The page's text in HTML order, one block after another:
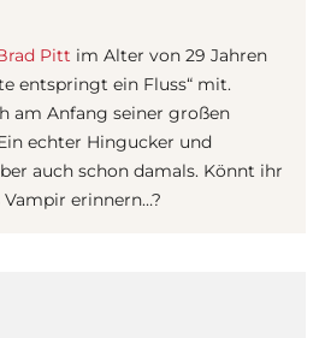
Pitt im Alter von 29 Jahren
entspringt ein Fluss“ mit.
am Anfang seiner großen
echter Hingucker und
auch schon damals. Könnt ihr
erinnern…?